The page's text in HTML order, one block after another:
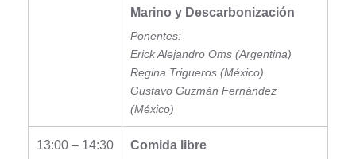
Marino y Descarbonización
Ponentes:
Erick Alejandro Oms (Argentina)
Regina Trigueros (México)
Gustavo Guzmán Fernández
(México)
13:00 – 14:30 Comida libre